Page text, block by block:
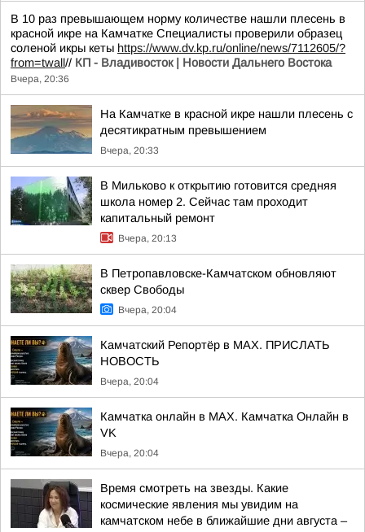
В 10 раз превышающем норму количестве нашли плесень в
красной икре на Камчатке Специалисты проверили образец
соленой икры кеты https://www.dv.kp.ru/online/news/7112605/?
from=twall// КП - Владивосток | Новости Дальнего Востока
Вчера, 20:36
На Камчатке в красной икре нашли плесень с
десятикратным превышением
Вчера, 20:33
В Мильково к открытию готовится средняя
школа номер 2. Сейчас там проходит
капитальный ремонт
Вчера, 20:13
В Петропавловске-Камчатском обновляют
сквер Свободы
Вчера, 20:04
Камчатский Репортёр в MAX. ПРИСЛАТЬ
НОВОСТЬ
Вчера, 20:04
Камчатка онлайн в MAX. Камчатка Онлайн в
VK
Вчера, 20:04
Время смотреть на звезды. Какие
космические явления мы увидим на
камчатском небе в ближайшие дни августа –